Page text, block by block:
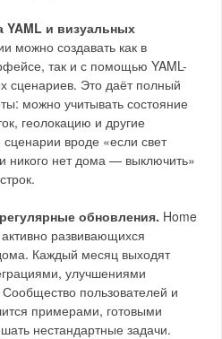
YAML и визуальных
можно создавать как в
так и с помощью YAML-
сценариев. Это даёт полный
можно учитывать состояние
геолокацию и другие
вроде «если свет
никого нет дома — выключить»
обновления. Home
развивающихся
Каждый месяц выходят
улучшениями
пользователей и
примерами, готовыми
нестандартные задачи.